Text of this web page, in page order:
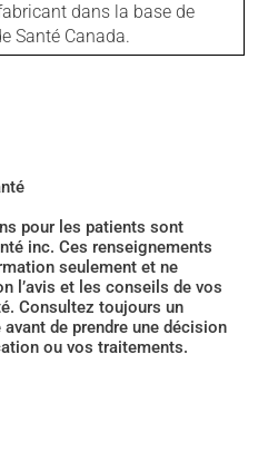
dans la base de
Santé Canada.
pour les patients sont
inc. Ces renseignements
seulement et ne
l’avis et les conseils de vos
Consultez toujours un
de prendre une décision
ou vos traitements.